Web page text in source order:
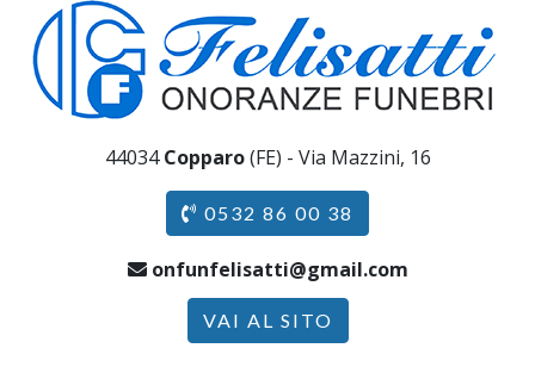
44034Copparo(FE) - Via Mazzini, 16
0532 86 00 38
onfunfelisatti@gmail.com
VAI AL SITO